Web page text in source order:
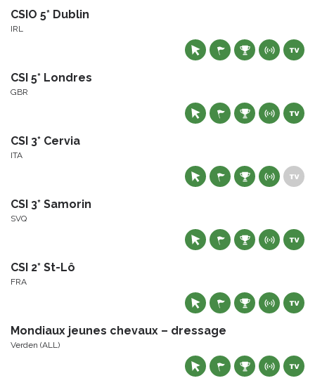
CSIO 5* Dublin
IRL
CSI 5* Londres
GBR
CSI 3* Cervia
ITA
CSI 3* Samorin
SVQ
CSI 2* St-Lô
FRA
Mondiaux jeunes chevaux – dressage
Verden (ALL)